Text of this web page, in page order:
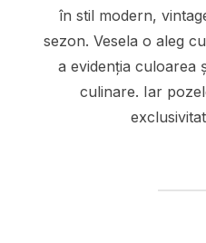
în stil modern,
sezon. Vesela o aleg
a evidenția culoarea
culinare. Iar